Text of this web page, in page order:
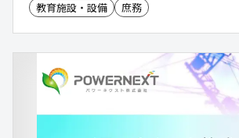
教育施設・設備
庶務